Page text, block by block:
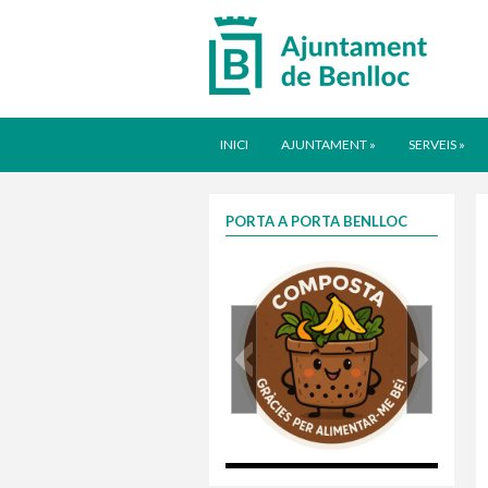
INICI AJUNTAMENT » SERVEIS »
PORTA A PORTA BENLLOC